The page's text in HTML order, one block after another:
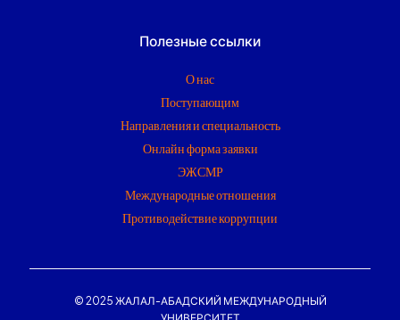
Полезные ссылки
О нас
Поступающим
Направления и специальность
Онлайн форма заявки
ЭЖСМР
Международные отношения
Противодействие коррупции
© 2025 ЖАЛАЛ-АБАДСКИЙ МЕЖДУНАРОДНЫЙ